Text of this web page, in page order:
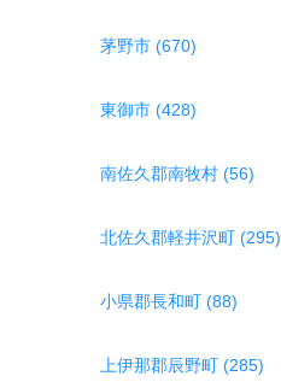
茅野市 (670)
東御市 (428)
南佐久郡南牧村 (56)
北佐久郡軽井沢町 (295)
小県郡長和町 (88)
上伊那郡辰野町 (285)